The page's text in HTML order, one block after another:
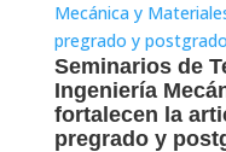
Seminarios de
Ingeniería
fortalecen la
pregrado y